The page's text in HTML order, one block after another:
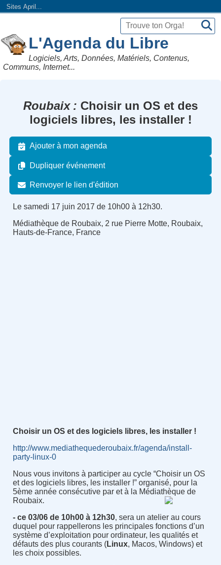
Sites April...
L'Agenda du Libre
Logiciels, Arts, Données, Matériels, Contenus,
Communs, Internet...
Roubaix
Choisir un OS et des
logiciels libres, les installer !
Ajouter à mon agenda
Dupliquer événement
Renvoyer le lien d'édition
Le samedi 17 juin 2017 de 10h00 à 12h30.
Médiathèque de Roubaix, 2 rue Pierre Motte, Roubaix,
Hauts-de-France, France
Choisir un OS et des logiciels libres, les installer !
http://www.mediathequederoubaix.fr/agenda/install-
party-linux-0
Nous vous invitons à participer au cycle “Choisir un OS
et des logiciels libres, les installer !” organisé, pour la
5ème année consécutive par et à la Médiathèque de
Roubaix.
- ce 03/06 de 10h00 à 12h30, sera un atelier au cours
duquel pour rappellerons les principales fonctions d’un
système d’exploitation pour ordinateur, les qualités et
défauts des plus courants (Linux, Macos, Windows) et
les choix possibles.